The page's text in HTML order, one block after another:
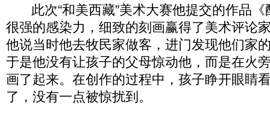
此次“和美西藏”美术大赛他提交的作品《
很强的感染力，细致的刻画赢得了美术评论
他说当时他去牧民家做客，进门发现他们家
于是他没有让孩子的父母惊动他，而是在火
画了起来。在创作的过程中，孩子睁开眼睛
了，没有一点被惊扰到。